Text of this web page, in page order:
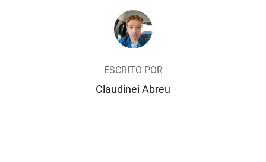
AUTOR DO POST
ESCRITO POR
Claudinei Abreu